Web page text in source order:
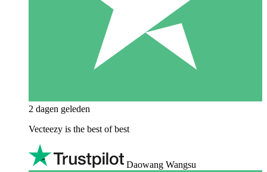
2 dagen geleden
Vecteezy is the best of best
Daowang Wangsu